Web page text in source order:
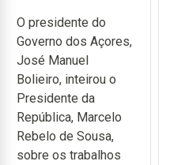
O presidente do
Governo dos Açores,
José Manuel
Bolieiro, inteirou o
Presidente da
República, Marcelo
Rebelo de Sousa,
sobre os trabalhos